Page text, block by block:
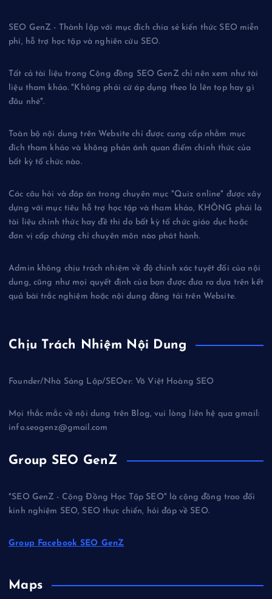
SEO GenZ - Thành lập với mục đích chia sẻ kiến thức SEO miễn
phí, hỗ trợ học tập và nghiên cứu SEO.
Tất cả tài liệu trong Cộng đồng SEO GenZ chỉ nên xem như tài
liệu tham khảo. "Không phải cứ áp dụng theo là lên top hay gì
đâu nhé".
Toàn bộ nội dung trên Website chỉ được cung cấp nhằm mục
đích tham khảo và không phản ánh quan điểm chính thức của
bất kỳ tổ chức nào.
Các câu hỏi và đáp án trong chuyên mục "Quiz online" được xây
dựng với mục tiêu hỗ trợ học tập và tham khảo, KHÔNG phải là
tài liệu chính thức hay đề thi do bất kỳ tổ chức giáo dục hoặc
đơn vị cấp chứng chỉ chuyên môn nào phát hành.
Admin không chịu trách nhiệm về độ chính xác tuyệt đối của nội
dung, cũng như mọi quyết định của bạn được đưa ra dựa trên kết
quả bài trắc nghiệm hoặc nội dung đăng tải trên Website.
Chịu Trách Nhiệm Nội Dung
Founder/Nhà Sáng Lập/SEOer: Võ Việt Hoàng SEO
Mọi thắc mắc về nội dung trên Blog, vui lòng liên hệ qua gmail:
info.seogenz@gmail.com
Group SEO GenZ
"SEO GenZ - Cộng Đồng Học Tập SEO" là cộng đồng trao đổi
kinh nghiệm SEO, SEO thực chiến, hỏi đáp về SEO.
Group Facebook SEO GenZ
Maps